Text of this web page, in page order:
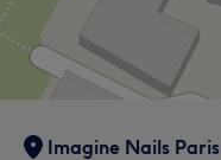
Imagine Nails Paris